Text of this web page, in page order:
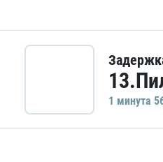
1 минутa